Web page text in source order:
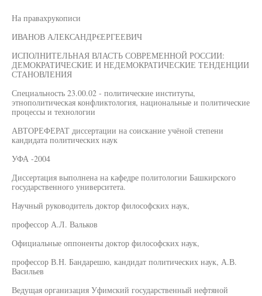
На правахрукописи
ИВАНОВ АЛЕКСАНДР€ЕРГЕЕВИЧ
ИСПОЛНИТЕЛЬНАЯ ВЛАСТЬ СОВРЕМЕННОЙ РОССИИ:
ДЕМОКРАТИЧЕСКИЕ И НЕДЕМОКРАТИЧЕСКИЕ ТЕНДЕНЦИИ
СТАНОВЛЕНИЯ
Специальность 23.00.02 - политические институты,
этнополитическая конфликтология, национальные и политические
процессы и технологии
АВТОРЕФЕРАТ диссертации на соискание учёной степени
кандидата политических наук
УФА -2004
Диссертация выполнена на кафедре политологии Башкирского
государственного университета.
Научный руководитель доктор философских наук,
профессор А.Л. Вальков
Официальные оппоненты доктор философских наук,
профессор В.Н. Бандарешю, кандидат политических наук, А.В.
Васильев
Ведущая организация Уфимский государственный нефтяной